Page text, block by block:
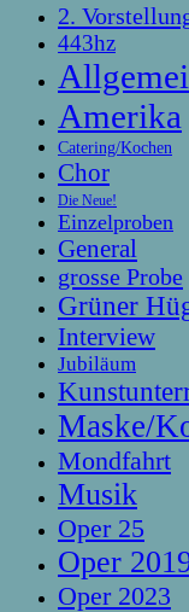
2.
443hz
Amerika
Catering/Kochen
Chor
Die Neue!
Einzelproben
General
grosse Probe
Grüner
Interview
Jubiläum
Maske/
Mondfahrt
Musik
Oper 25
Oper
Oper 2023